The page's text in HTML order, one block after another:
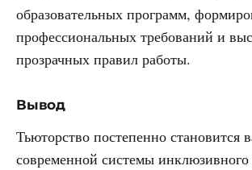
образовательных программ,
профессиональных требований и
прозрачных правил работы.
Вывод
Тьюторство постепенно становится
современной системы инклюзивного